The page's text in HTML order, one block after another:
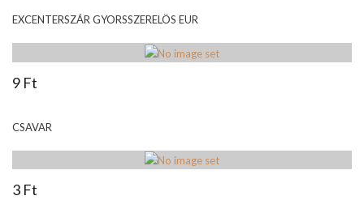
EXCENTERSZÁR GYORSSZERELÖS EUR
9 Ft
CSAVAR
3 Ft